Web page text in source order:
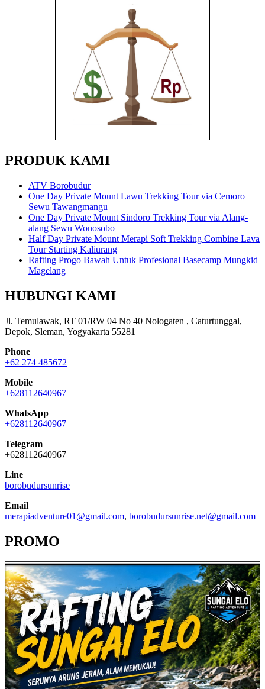
PRODUK KAMI
ATV Borobudur
One Day Private Mount Lawu Trekking Tour via Cemoro
Sewu Tawangmangu
One Day Private Mount Sindoro Trekking Tour via Alang-
alang Sewu Wonosobo
Half Day Private Mount Merapi Soft Trekking Combine Lava
Tour Starting Kaliurang
Rafting Progo Bawah Untuk Profesional Basecamp Mungkid
Magelang
HUBUNGI KAMI
Jl. Temulawak, RT 01/RW 04 No 40 Nologaten , Caturtunggal,
Depok, Sleman, Yogyakarta 55281
Phone
+62 274 485672
Mobile
+628112640967
WhatsApp
+628112640967
Telegram
+628112640967
Line
borobudursunrise
Email
merapiadventure01@gmail.com, borobudursunrise.net@gmail.com
PROMO